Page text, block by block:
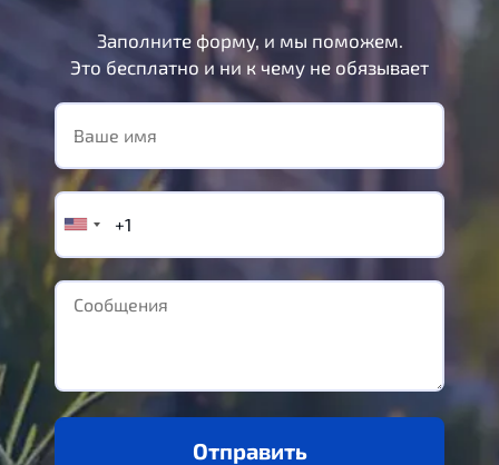
Заполните форму, и мы поможем.
Это бесплатно и ни к чему не обязывает
Отправить